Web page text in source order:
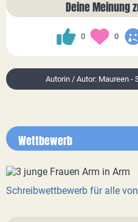
Deine Meinung
0 0
Autorin / Autor: Maureen -
Wettbewerb
Schreibwettbewerb für alle